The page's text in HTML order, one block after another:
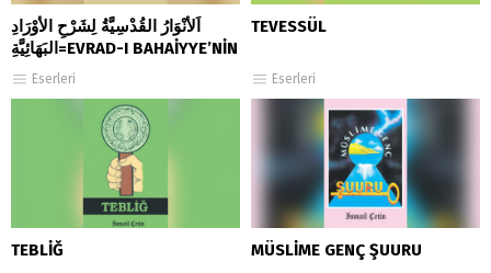
اَلأَنْوَارُ القُدْسِيَّةُ لِشَرْحِ الأَوْرَادِ
البَهَائِيَّةِ=EVRAD-I BAHAİYYE’NİN
TERCÜME VE ŞERHİ
Eserleri
TEVESSÜL
Eserleri
TEBLİĞ MÜSLİME GENÇ ŞUURU